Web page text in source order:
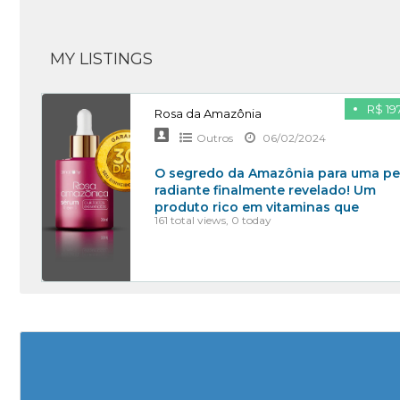
MY LISTINGS
R$
Rosa da Amazônia
Outros 06/02/2024
O segredo da Amazônia para uma
radiante finalmente revelado! Um
produto rico em vitaminas que
traz maciez, firmeza,
161 total views, 0 today